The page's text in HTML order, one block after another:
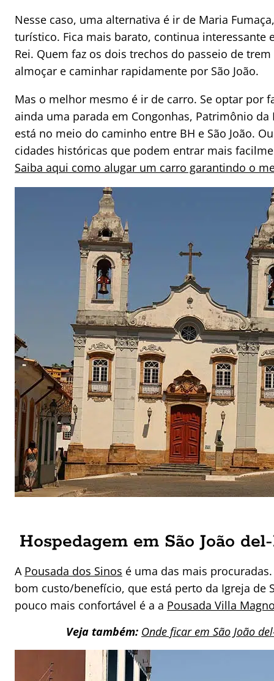
Nesse caso, uma alternativa é ir de Maria
turístico. Fica mais barato, continua interessante
Rei. Quem faz os dois trechos do passeio de
almoçar e caminhar rapidamente por São João.
Mas o melhor mesmo é ir de carro. Se optar por
ainda uma parada em Congonhas, Patrimônio
está no meio do caminho entre BH e São João.
cidades históricas que podem entrar mais
Saiba aqui como alugar um carro garantindo o
Hospedagem em São João
A Pousada dos Sinos é uma das mais
bom custo/benefício, que está perto da Igreja de
pouco mais confortável é a a Pousada Villa
Veja também: Onde ficar em São João